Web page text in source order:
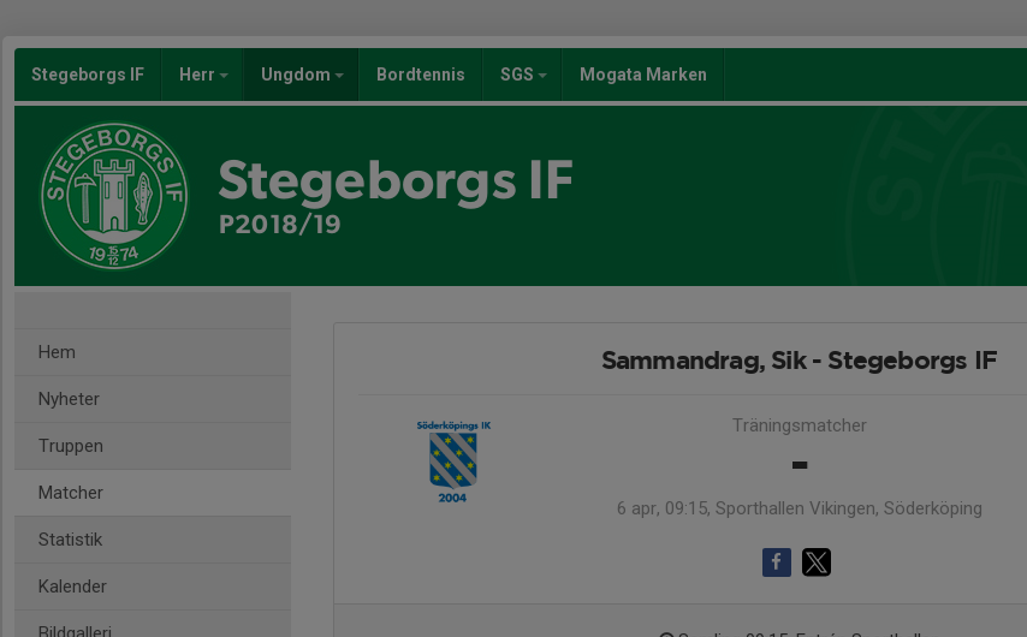
Stegeborgs IF Herr Ungdom Bordtennis SGS Mogata Marken
Stegeborgs IF
P2018/19
Hem
Nyheter
Truppen
Matcher
Statistik
Kalender
Sammandrag, Sik - Stegeborgs IF
Träningsmatcher
-
6 apr, 09:15, Sporthallen Vikingen, Söderköping